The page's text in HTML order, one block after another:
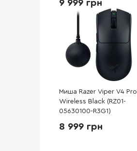
9 999 грн
Миша Razer Viper V4 Pro
Wireless Black (RZ01-
05630100-R3G1)
8 999 грн